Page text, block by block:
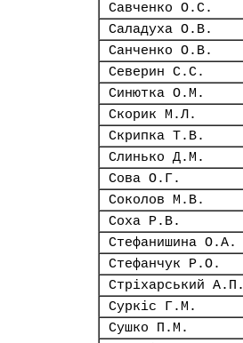
Савченко О.С.
Саладуха О.В.
Санченко О.В.
Северин С.С.
Синютка О.М.
Скорик М.Л.
Скрипка Т.В.
Слинько Д.М.
Сова О.Г.
Соколов М.В.
Соха Р.В.
Стефанишина О.А.
Стефанчук Р.О.
Стріхарський А.П.
Суркіс Г.М.
Сушко П.М.